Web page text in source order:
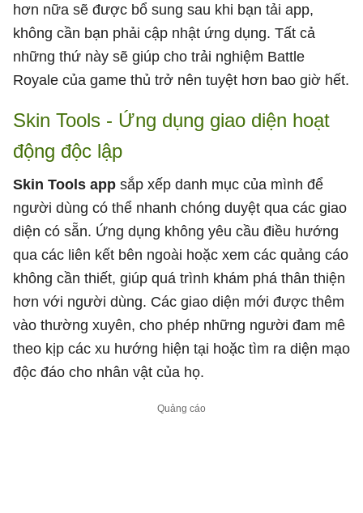
hơn nữa sẽ được bổ sung sau khi bạn tải app,
không cần bạn phải cập nhật ứng dụng. Tất cả
những thứ này sẽ giúp cho trải nghiệm Battle
Royale của game thủ trở nên tuyệt hơn bao giờ hết.
Skin Tools - Ứng dụng giao diện hoạt
động độc lập
Skin Tools app sắp xếp danh mục của mình để
người dùng có thể nhanh chóng duyệt qua các giao
diện có sẵn. Ứng dụng không yêu cầu điều hướng
qua các liên kết bên ngoài hoặc xem các quảng cáo
không cần thiết, giúp quá trình khám phá thân thiện
hơn với người dùng. Các giao diện mới được thêm
vào thường xuyên, cho phép những người đam mê
theo kịp các xu hướng hiện tại hoặc tìm ra diện mạo
độc đáo cho nhân vật của họ.